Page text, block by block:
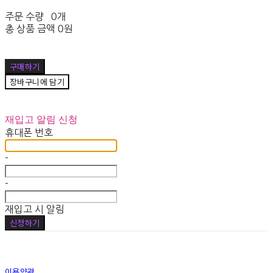
주문 수량
0개
총 상품 금액 0원
구매하기
장바구니에 담기
재입고 알림 신청
휴대폰 번호
-
-
재입고 시 알림
신청하기